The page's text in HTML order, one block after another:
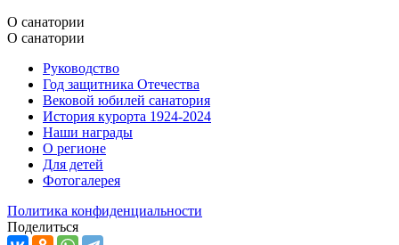
О санатории
О санатории
Руководство
Год защитника Отечества
Вековой юбилей санатория
История курорта 1924-2024
Наши награды
О регионе
Для детей
Фотогалерея
Политика конфиденциальности
Поделиться